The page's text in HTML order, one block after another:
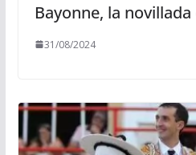
Bayonne, la
31/08/2024